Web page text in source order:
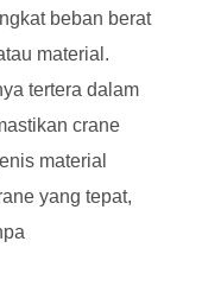
beban berat
material.
tertera dalam
crane
material
yang tepat,